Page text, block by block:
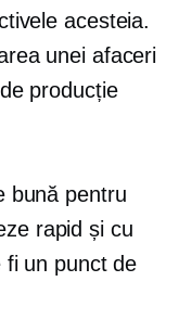
acesteia.
unei afaceri
producție
bună pentru
rapid și cu
fi un punct de